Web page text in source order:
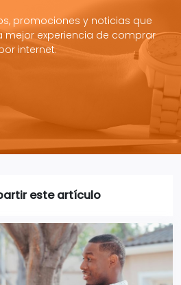
promociones y noticias que
mejor experiencia de comprar
internet.
este artículo